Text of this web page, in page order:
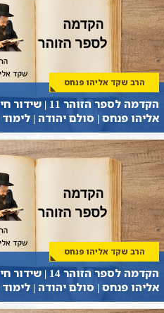
הרב שקד אליהו פנחס
הקדמה לספר הזוהר
אליהו פנחס | סולם יהודה |
הרב שקד אליהו פנחס
הקדמה לספר הזוהר
אליהו פנחס | סולם יהודה |